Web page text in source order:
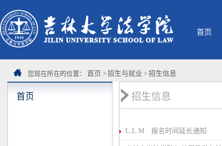
首页
您现在所在的位置： 首页 > 招生与就业 > 招生信息
首页 招生信息
L.L.M 报名时间延长通知